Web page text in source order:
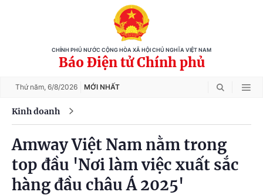
CHÍNH PHỦ NƯỚC CỘNG HÒA XÃ HỘI CHỦ NGHĨA VIỆT NAM
Báo Điện tử Chính phủ
Thứ năm, 6/8/2026 MỚI NHẤT
Kinh doanh
Amway Việt Nam nằm trong
top đầu 'Nơi làm việc xuất sắc
hàng đầu châu Á 2025'